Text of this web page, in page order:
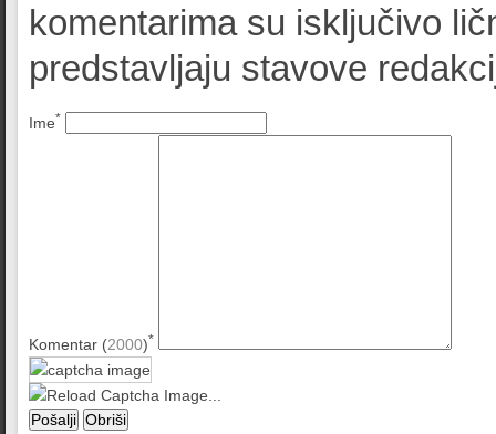
komentarima su isključivo
predstavljaju stavove
Ime*
Komentar (2000)*